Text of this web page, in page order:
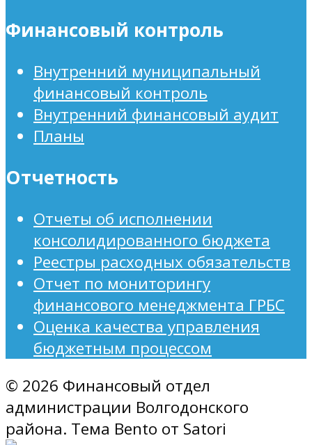
Финансовый контроль
Внутренний муниципальный
финансовый контроль
Внутренний финансовый аудит
Планы
Отчетность
Отчеты об исполнении
консолидированного бюджета
Реестры расходных обязательств
Отчет по мониторингу
финансового менеджмента ГРБС
Оценка качества управления
бюджетным процессом
© 2026 Финансовый отдел
администрации Волгодонского
района. Тема Bento от Satori